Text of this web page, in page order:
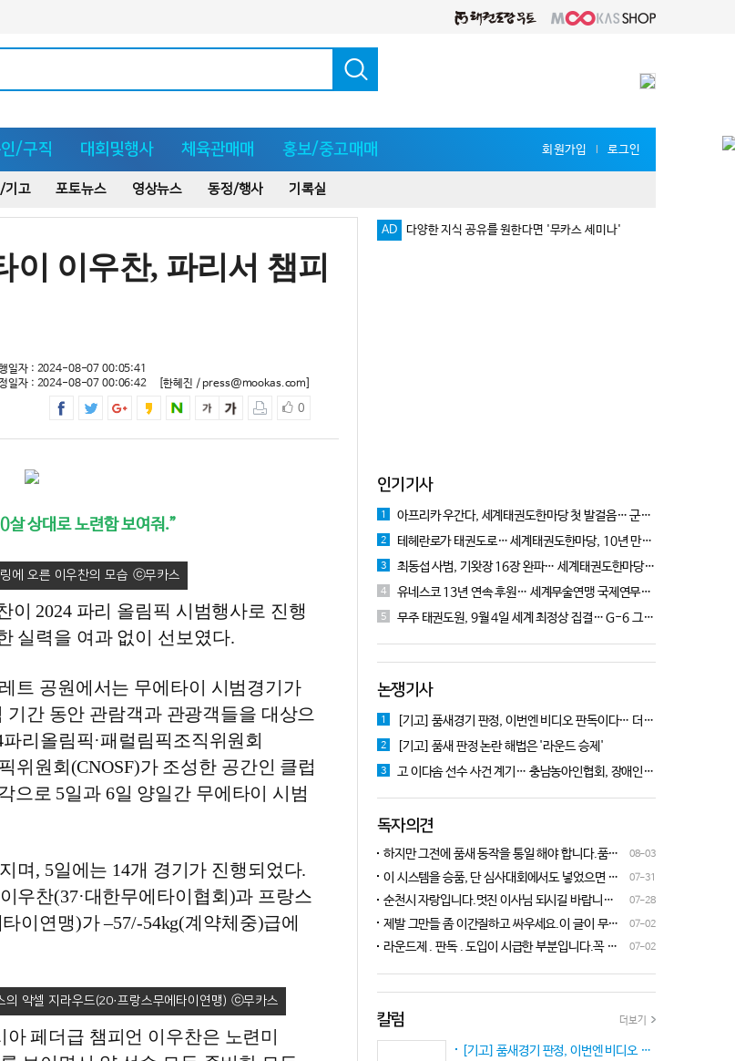
/구직 대회및행사 체육관매매 홍보/중고매매 회원가입 l 로그인
기고 포토뉴스 영상뉴스 동정/행사 기록실
이 이우찬, 파리서 챔피
일자 : 2024-08-07 00:05:41
일자 : 2024-08-07 00:06:42
[한혜진 / press@mookas.com]
0
살 상대로 노련함 보여줘.”
에 오른 이우찬의 모습
이 2024 파리 올림픽 시범행사로 진행
실력을 여과 없이 선보였다.
트 공원에서는 무에타이 시범경기가
기간 동안 관람객과 관광객들을 대상으
리올림픽·패럴림픽조직위원회
위원회(CNOSF)가 조성한 공간인 클럽
으로 5일과 6일 양일간 무에타이 시범
며, 5일에는 14개 경기가 진행되었다.
우찬(37·대한무에타이협회)과 프랑스
이연맹)가 –57/-54kg(계약체중)급에
악셀 지라우드(20·프랑스무에타이연맹)
페더급 챔피언 이우찬은 노련미
AD 다양한 지식 공유를 원한다면 '무카스 세미나'
인기기사
1 아프리카 우간다, 세계태권도한마당 첫 발걸음… 군의관 콘데 "잊지 못할 경험"
2 테헤란로가 태권도로… 세계태권도한마당, 10년 만에 국기원서 개막!
3 최동섭 사범, 기왓장 16장 완파… 세계태권도한마당 주먹격파 우승
4 유네스코 13년 연속 후원… 세계무술연맹 국제연무대회 10월 충주서 개막
5 무주 태권도원, 9월 4일 세계 최정상 집결… G-6 그랑프리 시리즈 개막
논쟁기사
1 [기고] 품새경기 판정, 이번엔 비디오 판독이다… 더 이상 미룰 수 없다
2 [기고] 품새 판정 논란 해법은 '라운드 승제'
3 고 이다솜 선수 사건 계기… 충남농아인협회, 장애인체육 제도개선 9개 정책 제안
독자의견
08-03
하지만 그전에 품새 동작을 통일 해야 합니다.품새
심판 교육에 여러번 참석 했었는데, 강사 마다 동작
할수가 없습니다.하루빨리 강사들이 함께 모여 동
작을 통일 시켜야지 안그러면 항상 분쟁이 생깁니
다.
07-31
이 시스템을 승품, 단 심사대회에서도 넣었으면 좋
겠네요.심사위원들이 일부러 불합격시키고, 이 부
했는데, 번복이 안된답니다.ㅋㅋㅋㅋㅋ 심사위원들
눈이 전부 달라서, 이렇다, 저렇다 말을 할수가 없다
07-28
순천시 자랑입니다.멋진 이사님 되시길 바랍니다
^^♡
07-02
제발 그만들 좀 이간질하고 싸우세요.이 글이 무엇
이 문제인가요?무엇을 얘기하려는지 의도가 무엇
이 노력해 보자는 그런 글 같은데품새 얘기 하는데
왜 갑자기 심판 가오 얘기에 핑크색 옷 얘기 같은 비
하 발언에......답답하시니 그러시겠지만 태권도
"도" 는 지키시며 발언하세요.심판들 또한 이런 말
나오지 않도록 자존심 상하지 않도록 부단히 노력해
07-02
라운드제 . 판독 . 도입이 시급한 부분입니다.꼭 승
고 다른 생각 없이 오로지 품새 판정에만 집중 하도
칼럼 더보기
[기고] 품새경기 판정, 이번엔 비디오 판독이다… 더 이상 미룰 수 없다